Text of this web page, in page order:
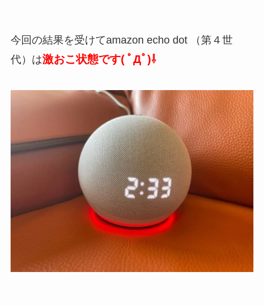
今回の結果を受けてamazon echo dot （第４世
代）は激おこ状態です( ﾟДﾟ)⇩